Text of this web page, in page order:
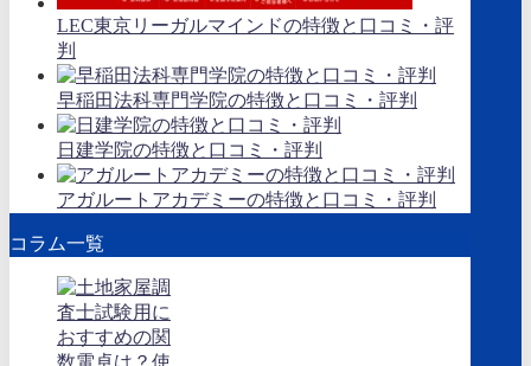
LEC東京リーガルマインドの特徴と口コミ・評
判
早稲田法科専門学院の特徴と口コミ・評判
日建学院の特徴と口コミ・評判
アガルートアカデミーの特徴と口コミ・評判
コラム一覧